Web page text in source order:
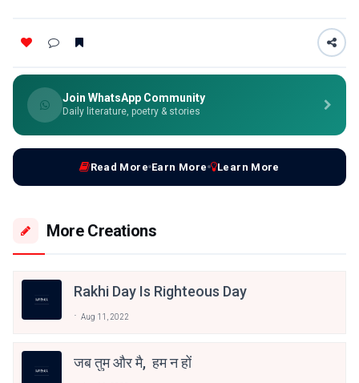
Join WhatsApp Community
Daily literature, poetry & stories
Read More Earn More Learn More
More Creations
Rakhi Day Is Righteous Day
Aug 11, 2022
जब तुम और मै, हम न हों